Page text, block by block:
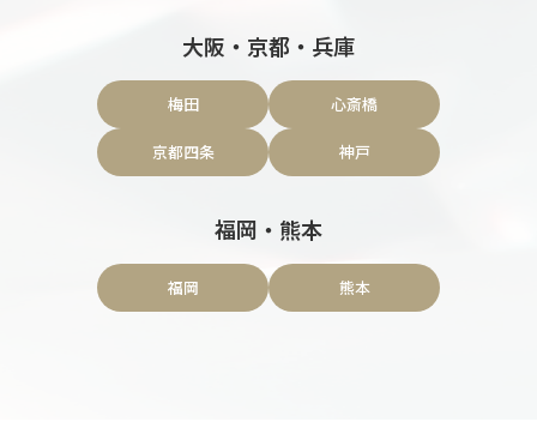
大阪・京都・兵庫
梅田 心斎橋
京都四条 神戸
福岡・熊本
福岡 熊本